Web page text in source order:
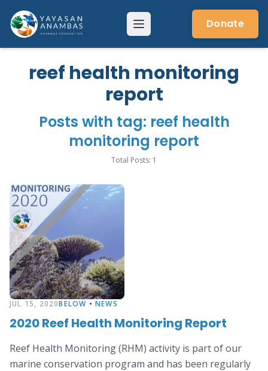
content
Menu Donate
reef health monitoring
report
Posts with tag: reef health
monitoring report
Total Posts: 1
JUL 15, 2020BELOW •NEWS
2020 Reef Health Monitoring Report
Reef Health Monitoring (RHM) activity is part of our
marine conservation program and has been regularly